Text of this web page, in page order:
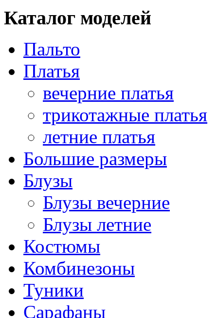
Каталог моделей
Пальто
Платья
вечерние платья
трикотажные платья
летние платья
Большие размеры
Блузы
Блузы вечерние
Блузы летние
Костюмы
Комбинезоны
Туники
Сарафаны